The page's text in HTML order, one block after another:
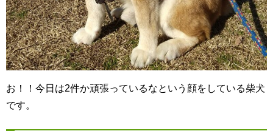
お！！今日は2件か頑張っているなという顔をしている柴犬
です。